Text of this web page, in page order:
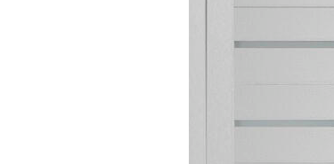
Строительные двери
Двери для бани и сауны